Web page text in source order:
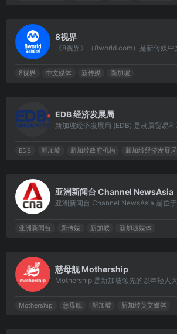
8视界
8视界 中文媒体 新传媒 新加坡
EDB 经济发展局
EDB 新加坡 新加坡政府机构 新加坡经济发展局
亚洲新闻台 Channel NewsAsia
亚洲新闻台 新传媒 新加坡 新加坡媒体
慈母舰 Mothership
Mothership 慈母舰 新加坡 新加坡英文媒体